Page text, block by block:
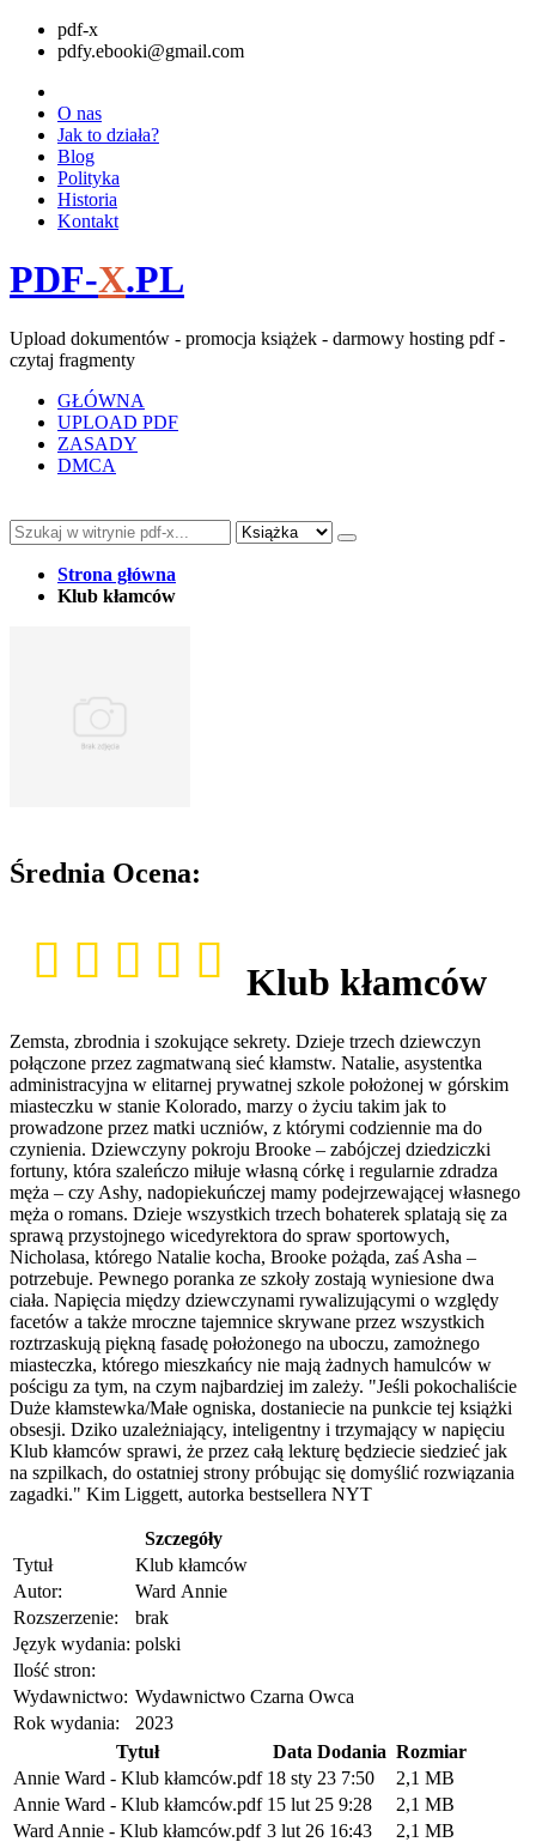
pdf-x
pdfy.ebooki@gmail.com
O nas
Jak to działa?
Blog
Polityka
Historia
Kontakt
PDF-X.PL
Upload dokumentów - promocja książek - darmowy hosting pdf -
czytaj fragmenty
GŁÓWNA
UPLOAD PDF
ZASADY
DMCA
Strona główna
Klub kłamców
Średnia Ocena:
Klub kłamców
Zemsta, zbrodnia i szokujące sekrety. Dzieje trzech dziewczyn
połączone przez zagmatwaną sieć kłamstw. Natalie, asystentka
administracyjna w elitarnej prywatnej szkole położonej w górskim
miasteczku w stanie Kolorado, marzy o życiu takim jak to
prowadzone przez matki uczniów, z którymi codziennie ma do
czynienia. Dziewczyny pokroju Brooke – zabójczej dziedziczki
fortuny, która szaleńczo miłuje własną córkę i regularnie zdradza
męża – czy Ashy, nadopiekuńczej mamy podejrzewającej własnego
męża o romans. Dzieje wszystkich trzech bohaterek splatają się za
sprawą przystojnego wicedyrektora do spraw sportowych,
Nicholasa, którego Natalie kocha, Brooke pożąda, zaś Asha –
potrzebuje. Pewnego poranka ze szkoły zostają wyniesione dwa
ciała. Napięcia między dziewczynami rywalizującymi o względy
facetów a także mroczne tajemnice skrywane przez wszystkich
roztrzaskują piękną fasadę położonego na uboczu, zamożnego
miasteczka, którego mieszkańcy nie mają żadnych hamulców w
pościgu za tym, na czym najbardziej im zależy. "Jeśli pokochaliście
Duże kłamstewka/Małe ogniska, dostaniecie na punkcie tej książki
obsesji. Dziko uzależniający, inteligentny i trzymający w napięciu
Klub kłamców sprawi, że przez całą lekturę będziecie siedzieć jak
na szpilkach, do ostatniej strony próbując się domyślić rozwiązania
zagadki." Kim Liggett, autorka bestsellera NYT
Szczegóły
Tytuł
Klub kłamców
Autor:
Ward Annie
Rozszerzenie:
brak
Język wydania: polski
Ilość stron:
Wydawnictwo: Wydawnictwo Czarna Owca
Rok wydania:
2023
Tytuł
Data Dodania Rozmiar
Annie Ward - Klub kłamców.pdf 18 sty 23 7:50
2,1 MB
Annie Ward - Klub kłamców.pdf 15 lut 25 9:28
2,1 MB
Ward Annie - Klub kłamców.pdf 3 lut 26 16:43
2,1 MB